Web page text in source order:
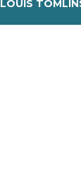
LOUIS